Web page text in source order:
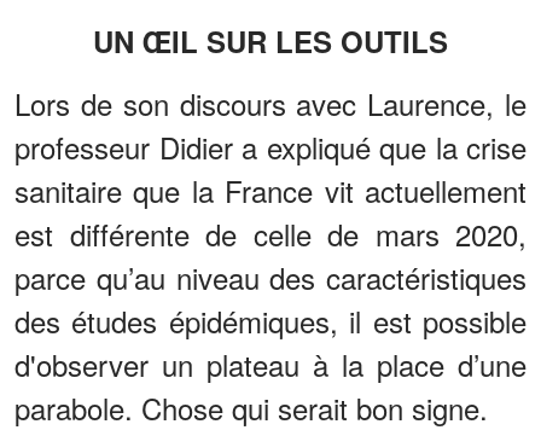
UN ŒIL SUR LES OUTILS
Lors de son discours avec Laurence, le
professeur Didier a expliqué que la crise
sanitaire que la France vit actuellement
est différente de celle de mars 2020,
parce qu’au niveau des caractéristiques
des études épidémiques, il est possible
d'observer un plateau à la place d’une
parabole. Chose qui serait bon signe.